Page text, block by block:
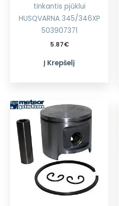
tinkantis pjūklui
HUSQVARNA 345/346XP
503907371
5.87€
Į Krepšelį